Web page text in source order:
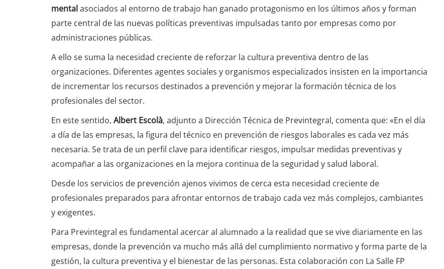
mentalasociados al entorno de trabajo han ganado protagonismo en los últimos años y forman
parte central de las nuevas políticas preventivas impulsadas tanto por empresas como por
administraciones públicas.
A ello se suma la necesidad creciente de reforzar la cultura preventiva dentro de las
organizaciones. Diferentes agentes sociales y organismos especializados insisten en la importancia
de incrementar los recursos destinados a prevención y mejorar la formación técnica de los
profesionales del sector.
En este sentido, Albert Escolà, adjunto a Dirección Técnica de Previntegral, comenta que: «En el día
a día de las empresas, la figura del técnico en prevención de riesgos laborales es cada vez más
necesaria. Se trata de un perfil clave para identificar riesgos, impulsar medidas preventivas y
acompañar a las organizaciones en la mejora continua de la seguridad y salud laboral.
Desde los servicios de prevención ajenos vivimos de cerca esta necesidad creciente de
profesionales preparados para afrontar entornos de trabajo cada vez más complejos, cambiantes
y exigentes.
Para Previntegral es fundamental acercar al alumnado a la realidad que se vive diariamente en las
empresas, donde la prevención va mucho más allá del cumplimiento normativo y forma parte de la
gestión, la cultura preventiva y el bienestar de las personas. Esta colaboración con La Salle FP